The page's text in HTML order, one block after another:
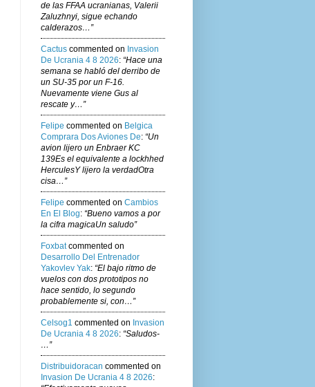
de las FFAA ucranianas, Valerii
Zaluzhnyi, sigue echando
calderazos…”
Cactus commented on Invasion
De Ucrania 4 8 2026: “Hace una
semana se habló del derribo de
un SU-35 por un F-16.
Nuevamente viene Gus al
rescate y…”
Felipe commented on Belgica
Comprara Dos Aviones De: “Un
avion lijero un Enbraer KC
139Es el equivalente a lockhhed
HerculesY lijero la verdadOtra
cisa…”
Felipe commented on Cambios
En El Blog: “Bueno vamos a por
la cifra magicaUn saludo”
Foxbatcommented on
Desarrollo Del Entrenador
Yakovlev Yak: “El bajo ritmo de
vuelos con dos prototipos no
hace sentido, lo segundo
probablemente si, con…”
Celsog1 commented on Invasion
De Ucrania 4 8 2026: “Saludos-
…”
Distribuidoracan commented on
Invasion De Ucrania 4 8 2026: